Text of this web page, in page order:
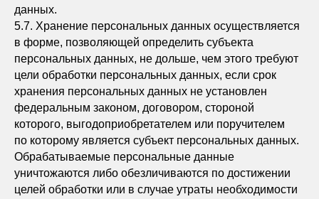
данных.
5.7. Хранение персональных данных осуществляется
в форме, позволяющей определить субъекта
персональных данных, не дольше, чем этого требуют
цели обработки персональных данных, если срок
хранения персональных данных не установлен
федеральным законом, договором, стороной
которого, выгодоприобретателем или поручителем
по которому является субъект персональных данных.
Обрабатываемые персональные данные
уничтожаются либо обезличиваются по достижении
целей обработки или в случае утраты необходимости